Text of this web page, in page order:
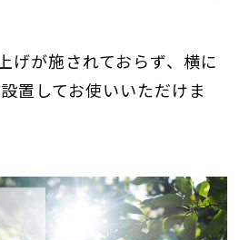
げが施されておらず、横に
置してお使いいただけま